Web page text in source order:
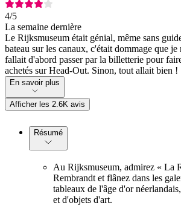
4/5
La semaine dernière
Le Rijksmuseum était génial, même sans
bateau sur les canaux, c'était dommage que je
fallait d'abord passer par la billetterie pour
achetés sur Head-Out. Sinon, tout allait bien !
En savoir plus
Afficher les 2.6K avis
Résumé
Au Rijksmuseum, admirez « La
Rembrandt et flânez dans les
tableaux de l'âge d'or
et d'objets d'art.